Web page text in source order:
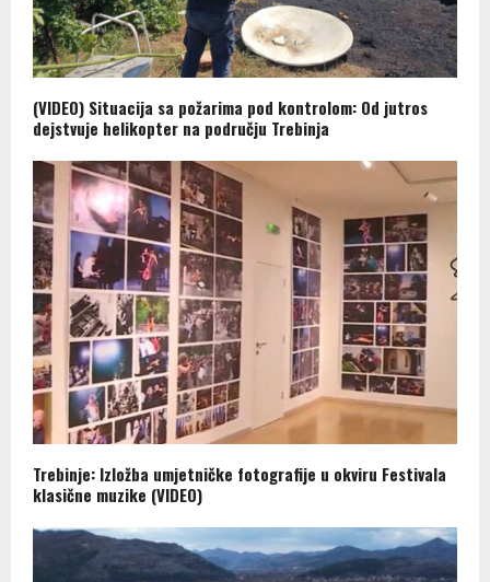
(VIDEO) Situacija sa požarima pod kontrolom: Od jutros
dejstvuje helikopter na području Trebinja
Trebinje: Izložba umjetničke fotografije u okviru Festivala
klasične muzike (VIDEO)